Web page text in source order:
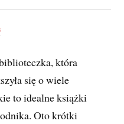
która
się o wiele
to idealne książki
Oto krótki